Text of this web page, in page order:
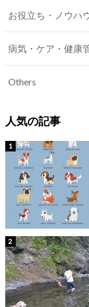
お役立ち・ノウハ
病気・ケア・健康
Others
人気の記事